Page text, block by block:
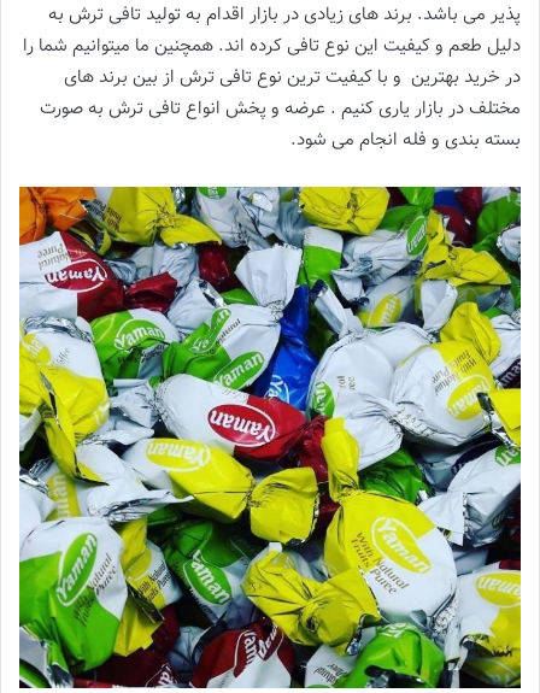
پذیر می باشد. برند های زیادی در بازار اقدام به تولید تافی ترش به
دلیل طعم و کیفیت این نوع تافی کرده اند. همچنین ما میتوانیم شما را
در خرید بهترین و با کیفیت ترین نوع تافی ترش از بین برند های
مختلف در بازار یاری کنیم . عرضه و پخش انواع تافی ترش به صورت
بسته بندی و فله انجام می شود.